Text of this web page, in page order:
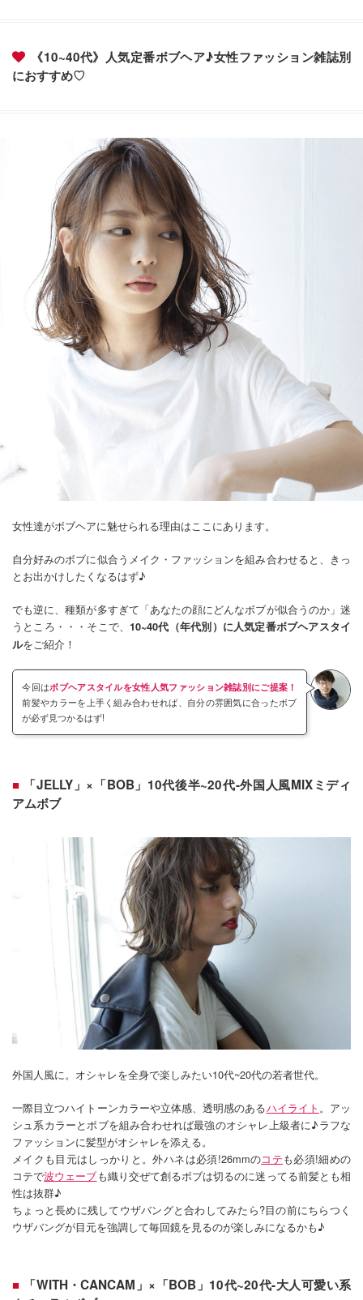
《10~40代》人気定番ボブヘア♪女性ファッション雑誌別
におすすめ♡
女性達がボブヘアに魅せられる理由はここにあります。
自分好みのボブに似合うメイク・ファッションを組み合わせると、きっ
とお出かけしたくなるはず♪
でも逆に、種類が多すぎて「あなたの顔にどんなボブが似合うのか」迷
うところ・・・そこで、10~40代（年代別）に人気定番ボブヘアスタイ
ルをご紹介！
今回はボブヘアスタイルを女性人気ファッション雑誌別にご提案！
前髪やカラーを上手く組み合わせれば、自分の雰囲気に合ったボブ
が必ず見つかるはず!
「JELLY」×「BOB」10代後半~20代-外国人風MIXミディ
アムボブ
外国人風に。オシャレを全身で楽しみたい10代~20代の若者世代。
一際目立つハイトーンカラーや立体感、透明感のあるハイライト 。アッ
シュ系カラーとボブを組み合わせれば最強のオシャレ上級者に♪ラフな
ファッションに髪型がオシャレを添える。
メイクも目元はしっかりと。外ハネは必須!26mmのコテも必須!細めの
コテで波ウェーブも織り交ぜて創るボブは切るのに迷ってる前髪とも相
性は抜群♪
ちょっと長めに残してウザバングと合わしてみたら?目の前にちらつく
ウザバングが目元を強調して毎回鏡を見るのが楽しみになるかも♪
「WITH・CANCAM」×「BOB」10代~20代-大人可愛い系